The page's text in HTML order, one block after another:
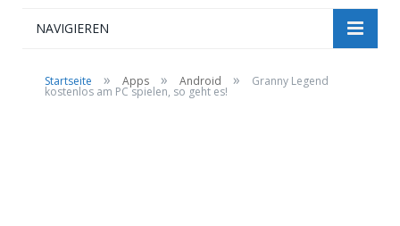
NAVIGIEREN
Startseite » Apps » Android » Granny Legend
kostenlos am PC spielen, so geht es!